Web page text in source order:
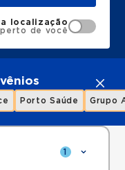
localização
de você
Porto Saúde Grupo
1